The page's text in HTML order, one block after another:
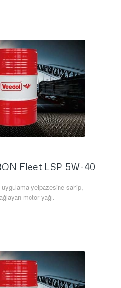
Fleet LSP 5W-40
yelpazesine sahip,
motor yağı.